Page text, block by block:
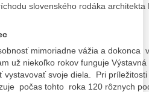
slovenského rodáka
mimoriadne vážia a
už niekoľko rokov funguje
svoje diela. Pri
počas tohto roka 120 rôznych